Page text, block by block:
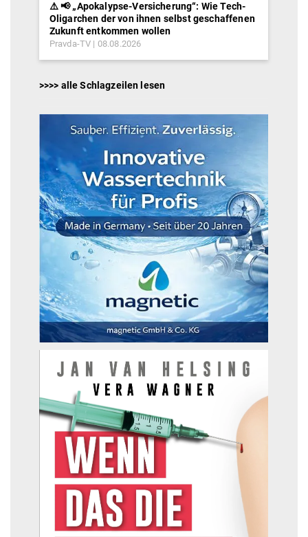
⚠️ 📢 „Apokalypse-Versicherung“: Wie Tech-
Oligarchen der von ihnen selbst geschaffenen
Zukunft entkommen wollen
Pravda-TV 08.08.2026
>>>> alle Schlagzeilen lesen